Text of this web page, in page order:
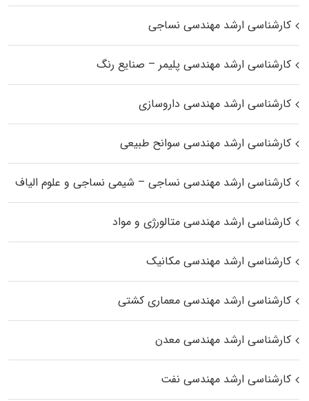
کارشناسی ارشد مهندسی نساجی
کارشناسی ارشد مهندسی پلیمر – صنایع رنگ
کارشناسی ارشد مهندسی داروسازی
کارشناسی ارشد مهندسی سوانح طبیعی
کارشناسی ارشد مهندسی نساجی – شیمی نساجی و علوم الیاف
کارشناسی ارشد مهندسی متالورژی و مواد
کارشناسی ارشد مهندسی مکانیک
کارشناسی ارشد مهندسی معماری کشتی
کارشناسی ارشد مهندسی معدن
کارشناسی ارشد مهندسی نفت